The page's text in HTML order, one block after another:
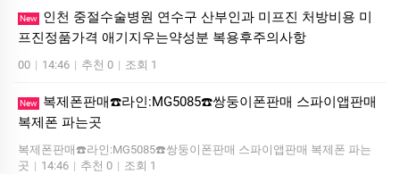
New
인천 중절수술병원 연수구 산부인과 미프진 처방비용 미
프진정품가격 애기지우는약성분 복용후주의사항
00 | 14:46 | 추천 0 | 조회 1
New
복제폰판매☎️라인:MG5085☎️쌍둥이폰판매 스파이앱판매
복제폰 파는곳
복제폰판매☎️라인:MG5085☎️쌍둥이폰판매 스파이앱판매 복제폰 파는
곳 | 14:46 | 추천 0 | 조회 1